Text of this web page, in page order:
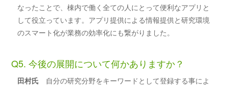
なったことで、棟内で働く全ての人にとって便利なアプリと
して役立っています。アプリ提供による情報提供と研究環境
のスマート化が業務の効率化にも繋がりました。
Q5. 今後の展開について何かありますか？
田村氏 自分の研究分野をキーワードとして登録する事によ